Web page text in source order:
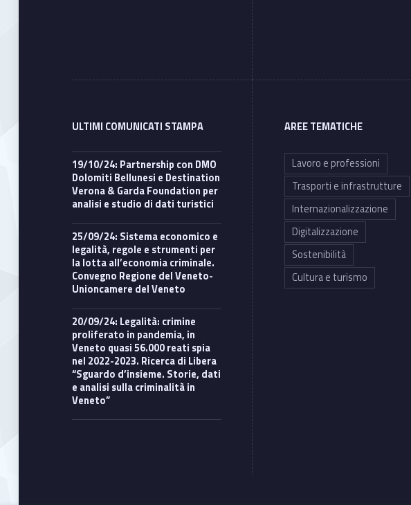
ULTIMI COMUNICATI STAMPA
19/10/24: Partnership con DMO
Dolomiti Bellunesi e Destination
Verona & Garda Foundation per
analisi e studio di dati turistici
25/09/24: Sistema economico e
legalità, regole e strumenti per
la lotta all’economia criminale.
Convegno Regione del Veneto-
Unioncamere del Veneto
20/09/24: Legalità: crimine
proliferato in pandemia, in
Veneto quasi 56.000 reati spia
nel 2022-2023. Ricerca di Libera
“Sguardo d’insieme. Storie, dati
e analisi sulla criminalità in
Veneto”
AREE TEMATICHE
Lavoro e professioni
Trasporti e infrastrutture
Internazionalizzazione
Digitalizzazione
Sostenibilità
Cultura e turismo